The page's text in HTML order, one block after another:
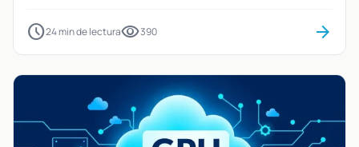
$0.15/hora.
schedule24 min de lecturavisibility390 arrow_forward